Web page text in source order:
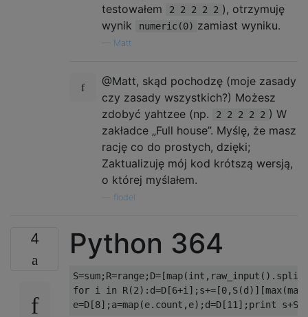
testowałem
2 2 2 2 2 ), otrzymuję
wynik
numeric(0) zamiast wyniku.
Matt
@Matt, skąd pochodzę (moje zasady
czy zasady wszystkich?) Możesz
zdobyć yahtzee (np.
2 2 2 2 2 ) W
zakładce „Full house”. Myślę, że masz
rację co do prostych, dzięki;
Zaktualizuję mój kod krótszą wersją,
o której myślałem.
flodel
4 Python 364
for i in